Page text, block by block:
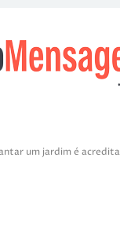
um jardim é